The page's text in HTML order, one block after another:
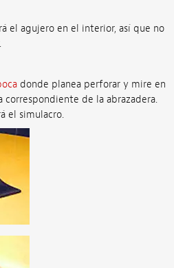
el agujero en el interior, así que no
donde planea perforar y mire en
correspondiente de la abrazadera.
el simulacro.